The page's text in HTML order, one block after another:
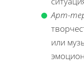
Арт-
или